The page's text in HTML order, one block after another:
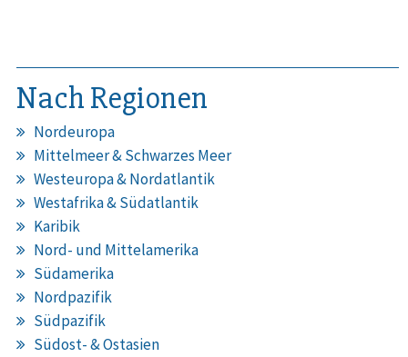
Nach Regionen
Nordeuropa
Mittelmeer & Schwarzes Meer
Westeuropa & Nordatlantik
Westafrika & Südatlantik
Karibik
Nord- und Mittelamerika
Südamerika
Nordpazifik
Südpazifik
Südost- & Ostasien